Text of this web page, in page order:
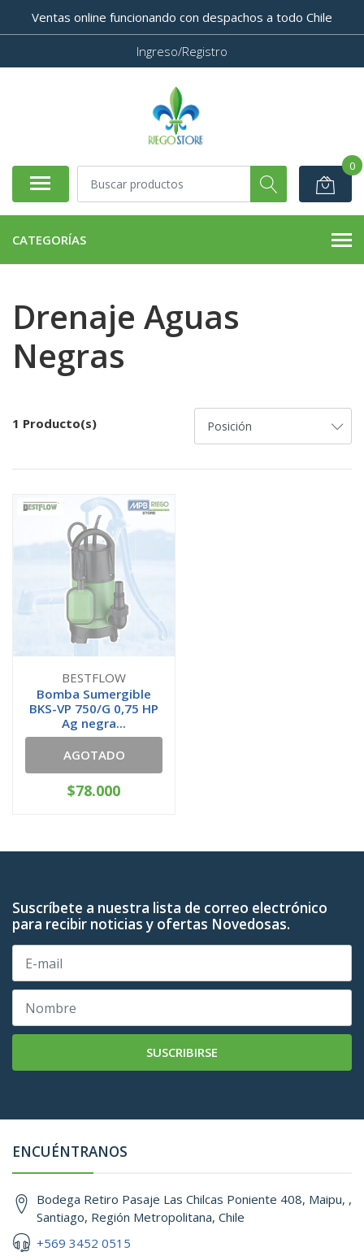
Ventas online funcionando con despachos a todo Chile
Ingreso/Registro
0
CATEGORÍAS
Drenaje Aguas
Negras
1 Producto(s)
BESTFLOW
Bomba Sumergible
BKS-VP 750/G 0,75 HP
Ag negra...
AGOTADO
$78.000
Suscríbete a nuestra lista de correo electrónico
para recibir noticias y ofertas Novedosas.
SUSCRIBIRSE
ENCUÉNTRANOS
Bodega Retiro Pasaje Las Chilcas Poniente 408, Maipu, ,
Santiago, Región Metropolitana, Chile
+569 3452 0515